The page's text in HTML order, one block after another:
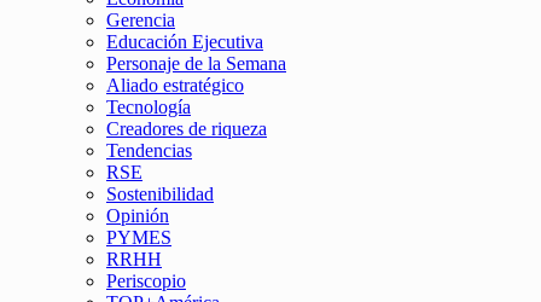
Gerencia
Educación Ejecutiva
Personaje de la Semana
Aliado estratégico
Tecnología
Creadores de riqueza
Tendencias
RSE
Sostenibilidad
Opinión
PYMES
RRHH
Periscopio